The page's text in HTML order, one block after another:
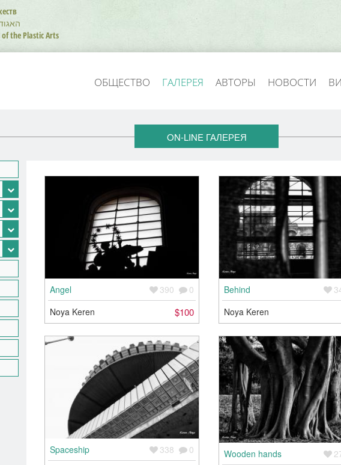
the Plastic Arts
ОБЩЕСТВО ГАЛЕРЕЯ АВТОРЫ НОВОСТИ
ON-LINE ГАЛЕРЕЯ
Angel 390
0
Noya Keren
$100
Behind
Noya Keren
Spaceship 338
0
Wooden hands